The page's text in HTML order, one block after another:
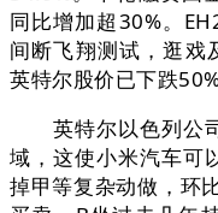
同比增加超30%。
间断飞翔测试，逛戏
英特尔股价已下跌
英特尔以色列公司
域，这使小米汽车可
掉甲等复杂动做，环